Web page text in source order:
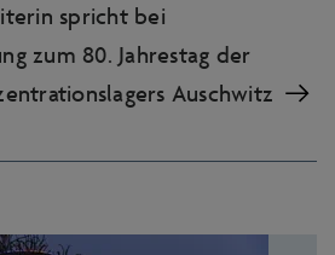
spricht bei
zum 80. Jahrestag der
Auschwitz